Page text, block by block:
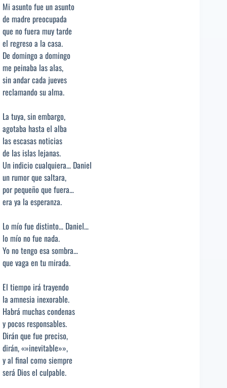
Mi asunto fue un asunto
de madre preocupada
que no fuera muy tarde
el regreso a la casa.
De domingo a domingo
me peinaba las alas,
sin andar cada jueves
reclamando su alma.
La tuya, sin embargo,
agotaba hasta el alba
las escasas noticias
de las islas lejanas.
Un indicio cualquiera… Daniel
un rumor que saltara,
por pequeño que fuera…
era ya la esperanza.
Lo mío fue distinto… Daniel…
lo mío no fue nada.
Yo no tengo esa sombra…
que vaga en tu mirada.
El tiempo irá trayendo
la amnesia inexorable.
Habrá muchas condenas
y pocos responsables.
Dirán que fue preciso,
dirán, «»inevitable»»,
y al final como siempre
será Dios el culpable.